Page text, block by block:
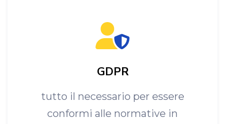
GDPR
tutto il necessario per essere
conformi alle normative in